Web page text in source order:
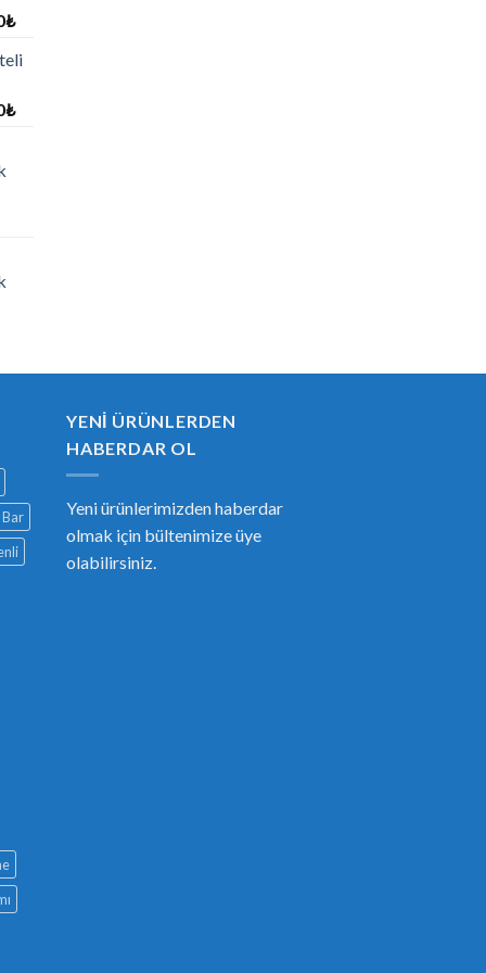
₺
₺
Bar
YENI ÜRÜNLERDEN
HABERDAR OL
Yeni ürünlerimizden haberdar
olmak için bültenimize üye
olabilirsiniz.